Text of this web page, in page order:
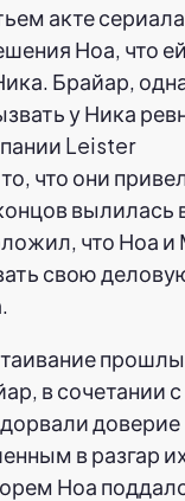
акте сериала
Ноа, что
Брайар,
у Ника
Leister
что они
вылилась
что Ноа
свою
в сочетании с
в разгар
Ноа